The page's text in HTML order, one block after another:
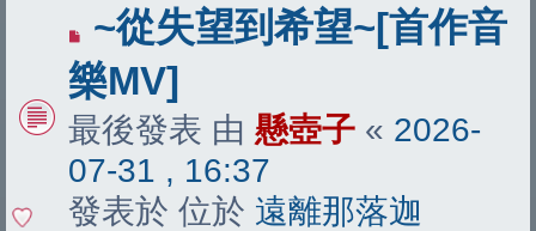
有
新
文
章
~從失望到希望~[首作音
樂MV]
最後發表 由 懸壺子 « 2026-
07-31 , 16:37
發表於 位於 遠離那落迦